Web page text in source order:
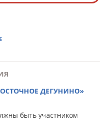
ДЕГУНИНО»
быть участником